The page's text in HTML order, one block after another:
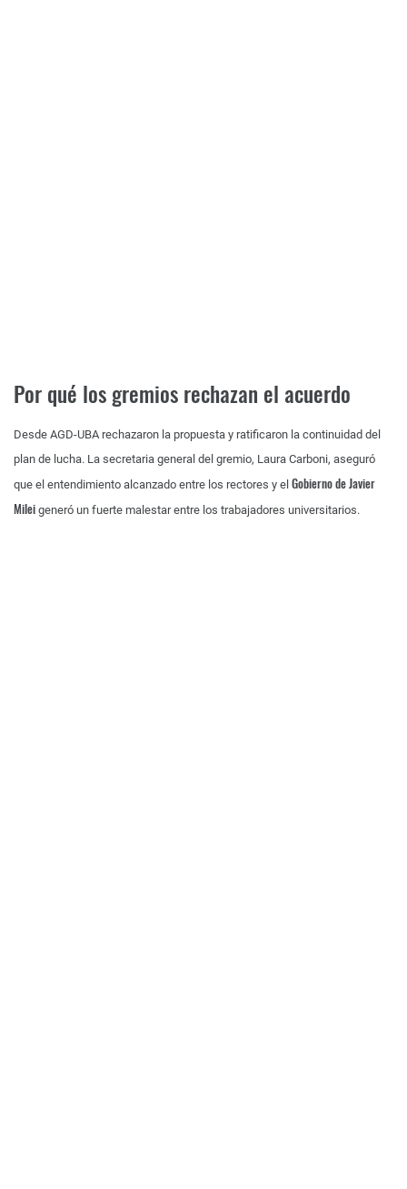
Por qué los gremios rechazan el acuerdo
Desde AGD-UBA rechazaron la propuesta y ratificaron la continuidad del
plan de lucha. La secretaria general del gremio, Laura Carboni, aseguró
que el entendimiento alcanzado entre los rectores y el Gobierno de Javier
Milei generó un fuerte malestar entre los trabajadores universitarios.